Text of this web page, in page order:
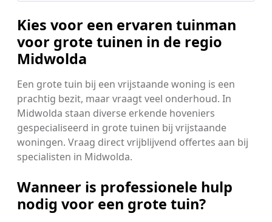
Kies voor een ervaren tuinman
voor grote tuinen in de regio
Midwolda
Een grote tuin bij een vrijstaande woning is een
prachtig bezit, maar vraagt veel onderhoud. In
Midwolda staan diverse erkende hoveniers
gespecialiseerd in grote tuinen bij vrijstaande
woningen. Vraag direct vrijblijvend offertes aan bij
specialisten in Midwolda.
Wanneer is professionele hulp
nodig voor een grote tuin?